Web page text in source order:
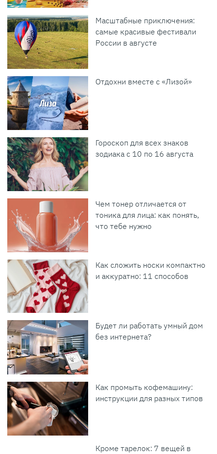
Масштабные приключения:
самые красивые фестивали
России в августе
Отдохни вместе с «Лизой»
Гороскоп для всех знаков
зодиака с 10 по 16 августа
Чем тонер отличается от
тоника для лица: как понять,
что тебе нужно
Как сложить носки компактно
и аккуратно: 11 способов
Будет ли работать умный дом
без интернета?
Как промыть кофемашину:
инструкции для разных типов
Кроме тарелок: 7 вещей в